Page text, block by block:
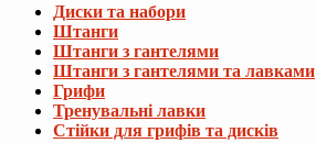
Диски та набори
Штанги
Штанги з гантелями
Штанги з гантелями та лавками
Грифи
Тренувальні лавки
Стійки для грифів та дисків